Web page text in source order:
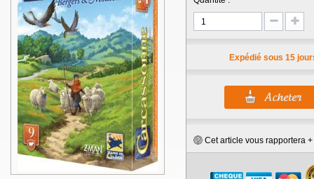
Expédié sous 15
Cet article vous rapportera +